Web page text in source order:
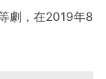
劇，在2019年8